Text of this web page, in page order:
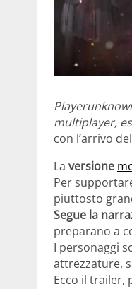
multiplayer,
con l’arrivo
La versione
Per
piuttosto
Segue la
preparano a
I personaggi
attrezzature,
Ecco il trailer,